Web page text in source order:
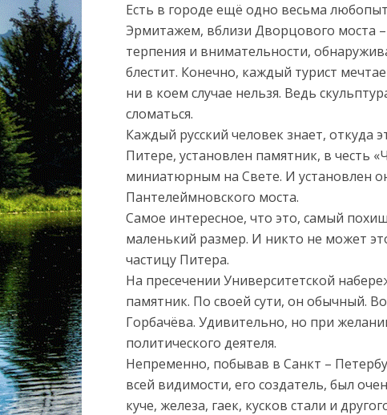
Есть в городе ещё одно весьма
Эрмитажем, вблизи Дворцового моста
терпения и внимательности,
блестит. Конечно, каждый турист
ни в коем случае нельзя. Ведь
сломаться.
Каждый русский человек знает, откуда
Питере, установлен памятник, в честь
миниатюрным на Свете. И установлен
Пантелеймновского моста.
Самое интересное, что это, самый
маленький размер. И никто не может
частицу Питера.
На пресечении Университетской
памятник. По своей сути, он обычный.
Горбачёва. Удивительно, но при
политического деятеля.
Непременно, побывав в Санкт –
всей видимости, его создатель, был
куче, железа, гаек, кусков стали и